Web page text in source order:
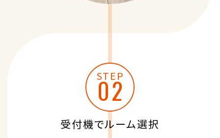
受付機でルーム選択
STEP